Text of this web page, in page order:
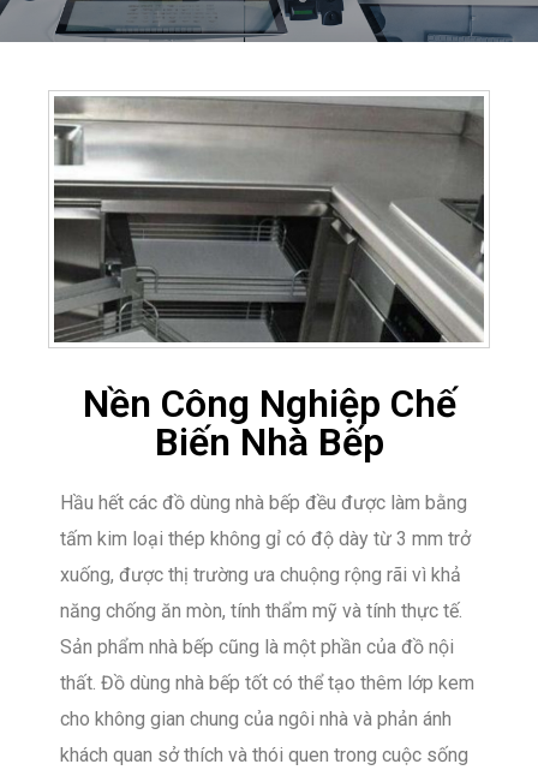
Nền Công Nghiệp Chế
Biến Nhà Bếp
Hầu hết các đồ dùng nhà bếp đều được làm bằng
tấm kim loại thép không gỉ có độ dày từ 3 mm trở
xuống, được thị trường ưa chuộng rộng rãi vì khả
năng chống ăn mòn, tính thẩm mỹ và tính thực tế.
Sản phẩm nhà bếp cũng là một phần của đồ nội
thất. Đồ dùng nhà bếp tốt có thể tạo thêm lớp kem
cho không gian chung của ngôi nhà và phản ánh
khách quan sở thích và thói quen trong cuộc sống